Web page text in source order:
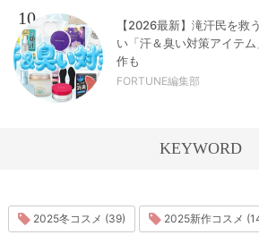
10
【2026最新】滝汗民を救
い「汗＆臭い対策アイテ
作も
FORTUNE編集部
KEYWORD
2025冬コスメ (39) 2025新作コスメ